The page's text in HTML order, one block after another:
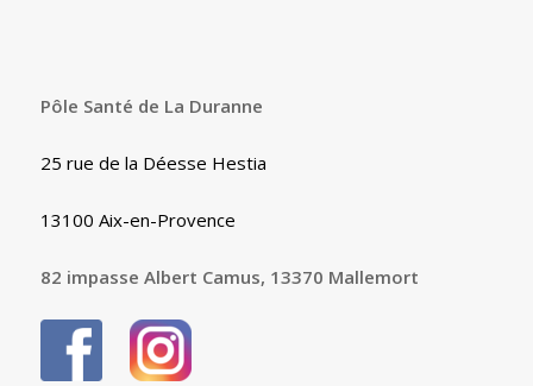
Pôle Santé de La Duranne
25 rue de la Déesse Hestia
13100 Aix-en-Provence
82 impasse Albert Camus, 13370 Mallemort